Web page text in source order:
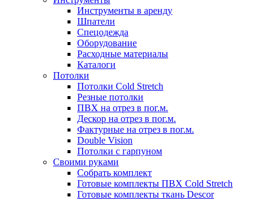
Инструменты в аренду
Шпатели
Спецодежда
Оборудование
Расходные материалы
Каталоги
Потолки
Потолки Cold Stretch
Резные потолки
ПВХ на отрез в пог.м.
Дескор на отрез в пог.м.
Фактурные на отрез в пог.м.
Double Vision
Потолки с гарпуном
Своими руками
Собрать комплект
Готовые комплекты ПВХ Cold Stretch
Готовые комплекты ткань Descor